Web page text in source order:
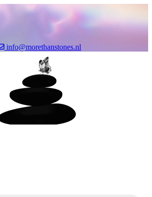
info@morethanstones.nl